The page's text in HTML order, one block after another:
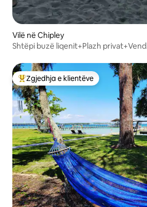
Vilë në Chipley
Shtëpi buzë liqenit+Plazh privat+Vend
Më të mirat e zgjedhjeve të klientëve
Zgjedhja e klientëve